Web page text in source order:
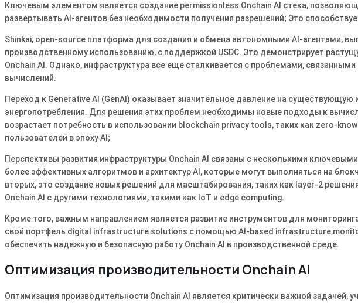
Ключевым элементом является создание permissionless Onchain AI стека,
развертывать AI-агентов без необходимости получения разрешений; Это
Shinkai, open-source платформа для создания и обмена автономными AI-агентами,
производственному использованию, с поддержкой USDC. Это демонстрирует
Onchain AI. Однако, инфраструктура все еще сталкивается с проблемами,
вычислений.
Переход к Generative AI (GenAI) оказывает значительное давление на существующую
энергопотребления. Для решения этих проблем необходимы новые подходы к
возрастает потребность в использовании blockchain privacy tools, таких как zero-
пользователей в эпоху AI;
Перспективы развития инфраструктуры Onchain AI связаны с несколькими
более эффективных алгоритмов и архитектур AI, которые могут выполняться на
вторых, это создание новых решений для масштабирования, таких как layer-2
Onchain AI с другими технологиями, такими как IoT и edge computing.
Кроме того, важным направлением является развитие инструментов для
свой портфель digital infrastructure solutions с помощью AI-based infrastructure
обеспечить надежную и безопасную работу Onchain AI в производственной среде.
Оптимизация производительности Onchain AI
Оптимизация производительности Onchain AI является критически важной задачей,